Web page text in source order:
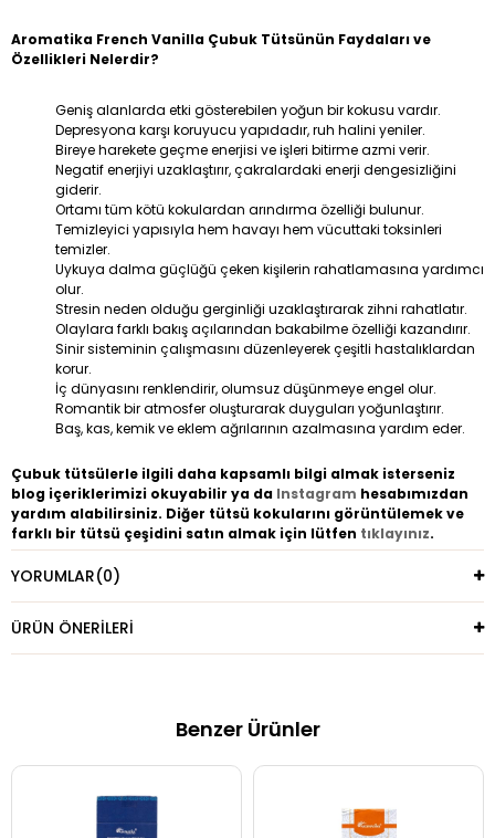
Aromatika French Vanilla Çubuk Tütsünün Faydaları ve
Özellikleri Nelerdir?
Geniş alanlarda etki gösterebilen yoğun bir kokusu vardır.
Depresyona karşı koruyucu yapıdadır, ruh halini yeniler.
Bireye harekete geçme enerjisi ve işleri bitirme azmi verir.
Negatif enerjiyi uzaklaştırır, çakralardaki enerji dengesizliğini
giderir.
Ortamı tüm kötü kokulardan arındırma özelliği bulunur.
Temizleyici yapısıyla hem havayı hem vücuttaki toksinleri
temizler.
Uykuya dalma güçlüğü çeken kişilerin rahatlamasına yardımcı
olur.
Stresin neden olduğu gerginliği uzaklaştırarak zihni rahatlatır.
Olaylara farklı bakış açılarından bakabilme özelliği kazandırır.
Sinir sisteminin çalışmasını düzenleyerek çeşitli hastalıklardan
korur.
İç dünyasını renklendirir, olumsuz düşünmeye engel olur.
Romantik bir atmosfer oluşturarak duyguları yoğunlaştırır.
Baş, kas, kemik ve eklem ağrılarının azalmasına yardım eder.
Çubuk tütsülerle ilgili daha kapsamlı bilgi almak isterseniz
blog içeriklerimizi okuyabilir ya da Instagram hesabımızdan
yardım alabilirsiniz. Diğer tütsü kokularını görüntülemek ve
farklı bir tütsü çeşidini satın almak için lütfen tıklayınız.
YORUMLAR(0)
ÜRÜN ÖNERILERI
Benzer Ürünler